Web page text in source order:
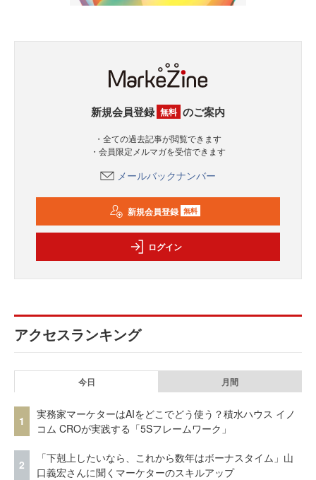
新規会員登録 無料 のご案内
・全ての過去記事が閲覧できます
・会員限定メルマガを受信できます
メールバックナンバー
新規会員登録 無料
ログイン
アクセスランキング
今日 月間
1
実務家マーケターはAIをどこでどう使う？積水ハウス イノ
コム CROが実践する「5Sフレームワーク」
2
「下剋上したいなら、これから数年はボーナスタイム」山
口義宏さんに聞くマーケターのスキルアップ